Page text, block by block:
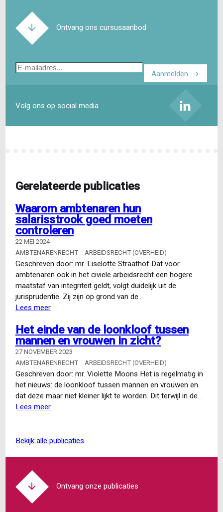
Ontvang ons cursusaanbod
E-
Aanmelden
Volg ons op social media
Gerelateerde publicaties
Waarom ambtenaren hun
salarisstrook goed moeten
controleren
22 MEI 2024
AMBTENARENRECHT
ARBEIDSRECHT (OVERHEID)
Geschreven door: mr. Liselotte Straathof Dat voor
ambtenaren ook in het civiele arbeidsrecht een hogere
maatstaf van integriteit geldt, volgt duidelijk uit de
jurisprudentie. Zij zijn op grond van de…
Lees meerover
ambtenaren
hun
salarisstrook
goed
moeten
controleren
Het einde van de loonkloof tussen
mannen en vrouwen in zicht?
27 NOVEMBER 2023
AMBTENARENRECHT
ARBEIDSRECHT (OVERHEID)
Geschreven door: mr. Violette Moons Het is regelmatig in
het nieuws: de loonkloof tussen mannen en vrouwen en
dat deze maar niet kleiner lijkt te worden. Dit terwijl in de…
Lees meerover
van
mannen
bekijk alle publicaties
Ontvang onze publicaties